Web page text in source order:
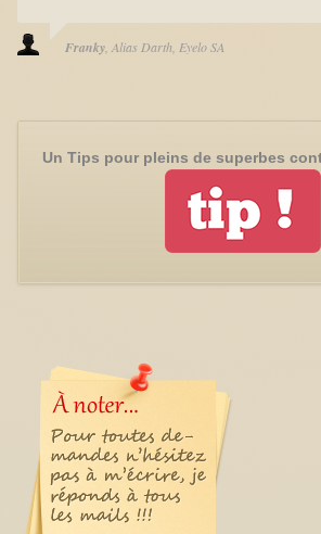
Franky Alias Darth Eyelo SA
Un Tips pour pleins de superbes